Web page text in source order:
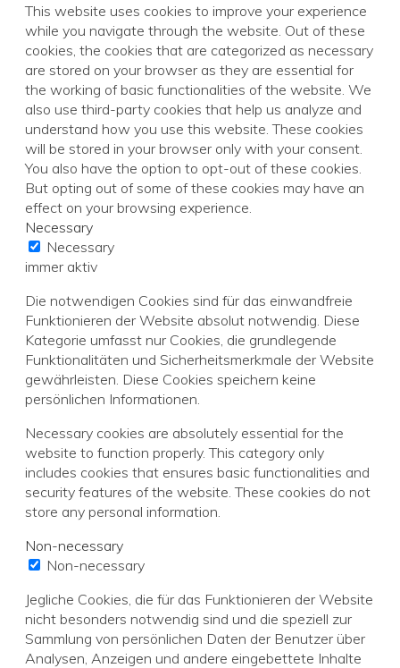
This website uses cookies to improve your experience
while you navigate through the website. Out of these
cookies, the cookies that are categorized as necessary
are stored on your browser as they are essential for
the working of basic functionalities of the website. We
also use third-party cookies that help us analyze and
understand how you use this website. These cookies
will be stored in your browser only with your consent.
You also have the option to opt-out of these cookies.
But opting out of some of these cookies may have an
effect on your browsing experience.
Necessary
Necessary
immer aktiv
Die notwendigen Cookies sind für das einwandfreie
Funktionieren der Website absolut notwendig. Diese
Kategorie umfasst nur Cookies, die grundlegende
Funktionalitäten und Sicherheitsmerkmale der Website
gewährleisten. Diese Cookies speichern keine
persönlichen Informationen.
Necessary cookies are absolutely essential for the
website to function properly. This category only
includes cookies that ensures basic functionalities and
security features of the website. These cookies do not
store any personal information.
Non-necessary
Non-necessary
Jegliche Cookies, die für das Funktionieren der Website
nicht besonders notwendig sind und die speziell zur
Sammlung von persönlichen Daten der Benutzer über
Analysen, Anzeigen und andere eingebettete Inhalte